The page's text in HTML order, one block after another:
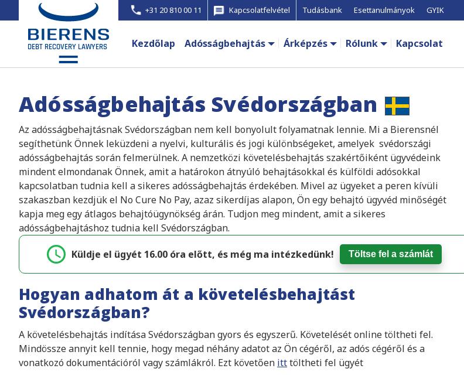
+31 20 810 00 11 Kapcsolatfelvétel Tudásbank Esettanulmányok GYIK
Kezdőlap Adósságbehajtás Árképzés Rólunk Kapcsolat
Adósságbehajtás Svédországban
Az adósságbehajtásnak Svédországban nem kell bonyolult folyamatnak lennie. Mi a Bierensnél
segíthetünk Önnek leküzdeni a nyelvi, kulturális és jogi különbségeket, amelyek svédországi
adósságbehajtás során felmerülnek. A nemzetközi követelésbehajtás szakértőiként ügyvédeink
mindent elmondanak Önnek, amit a határokon átnyúló behajtásokkal és külföldi adósokkal
kapcsolatban tudnia kell a sikeres adósságbehajtás érdekében. Mivel az ügyeket a peren kívüli
szakaszban kezdjük el No Cure No Pay, azaz sikerdíjas alapon, Ön egy behajtó ügyvéd minőségét
kapja meg egy átlagos behajtóügynökség árán. Tudjon meg mindent, amit a sikeres
adósságbehajtáshoz tudnia kell Svédországban.
Küldje el ügyét 16.00 óra előtt, és még ma intézkedünk! Töltse fel a számlát
Hogyan adhatom át a követelésbehajtást
Svédországban?
A követelésbehajtás indítása Svédországban gyors és egyszerű. Követelését online töltheti fel.
Mindössze annyit kell tennie, hogy megad néhány adatot az Ön cégéről, az adós cégéről és a
vonatkozó dokumentációról vagy számlákról. Ezt követően itttöltheti fel ügyét